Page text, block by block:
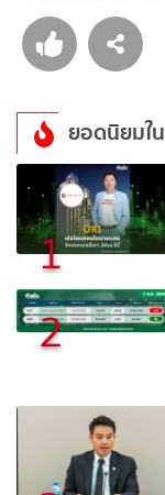
ยอดนิยมใ
1
2